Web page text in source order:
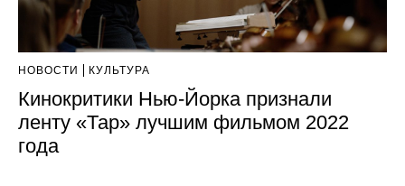
НОВОСТИ КУЛЬТУРА
Кинокритики Нью-Йорка признали
ленту «Тар» лучшим фильмом 2022
года